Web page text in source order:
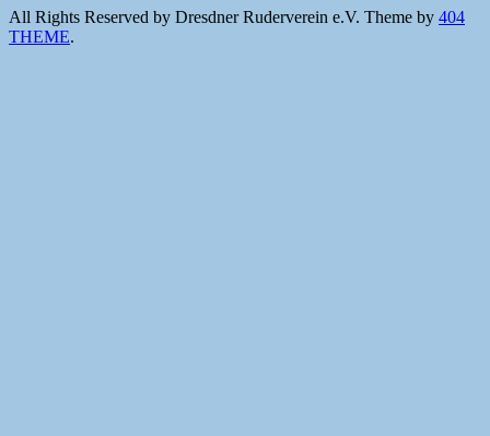
All Rights Reserved by Dresdner Ruderverein e.V. Theme by 404
THEME.